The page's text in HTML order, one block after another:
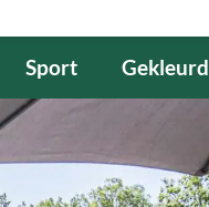
Sport Gekleurd